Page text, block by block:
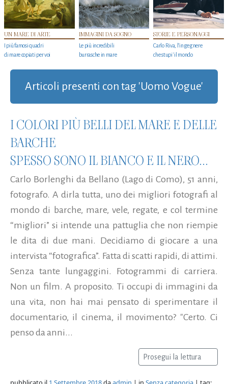
UN MARE DI ARTE
I più famosi quadri
di mare copiati per voi
IMMAGINI DA SOGNO
Le più incredibili
burrasche in mare
STORIE E PERSONAGGI
Carlo Riva, l’ingegnere
che stupi' il mondo
Articoli presenti con tag 'Uomo Vogue'
I COLORI PIÙ BELLI DEL MARE E DELLE
BARCHE
SPESSO SONO IL BIANCO E IL NERO...
Carlo Borlenghi da Bellano (Lago di Como), 51 anni,
fotografo. A dirla tutta, uno dei migliori fotografi al
mondo di barche, mare, vele, regate, e col termine
“migliori” si intende una pattuglia che non riempie
le dita di due mani. Decidiamo di giocare a una
intervista “fotografica”. Fatta di scatti rapidi, di attimi.
Senza tante lungaggini. Fotogrammi di carriera.
Non un film. A proposito. Ti occupi di immagini da
una vita, non hai mai pensato di sperimentare il
documentario, il cinema, il movimento? "Certo. Ci
penso da anni...
Prosegui la lettura